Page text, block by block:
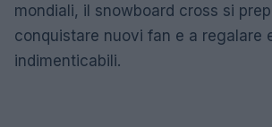
mondiali, il snowboard cross si
conquistare nuovi fan e a regalare
indimenticabili.